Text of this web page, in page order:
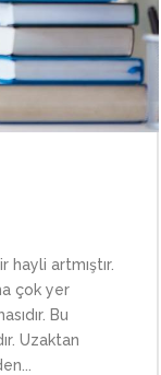
artmıştır.
çok yer
Bu
Uzaktan